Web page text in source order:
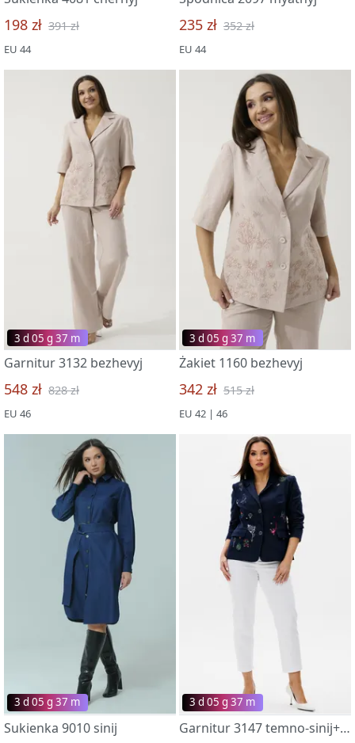
198 zł 391 zł
EU 44
235 zł 352 zł
EU 44
3 d 05 g 37 m
Garnitur 3132 bezhevyj
548 zł 828 zł
EU 46
3 d 05 g 37 m
Żakiet 1160 bezhevyj
342 zł 515 zł
EU 42 | 46
3 d 05 g 37 m
Sukienka 9010 sinij
3 d 05 g 37 m
Garnitur 3147 temno-sinij+belyj